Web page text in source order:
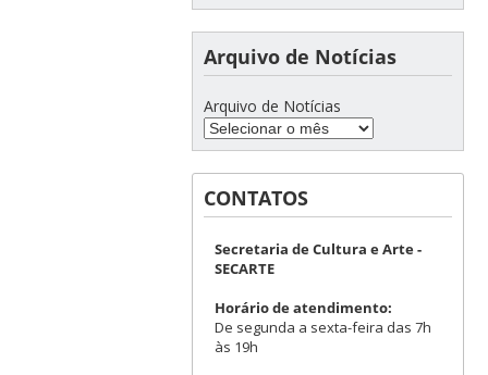
Arquivo de Notícias
Arquivo de Notícias
CONTATOS
Secretaria de Cultura e Arte -
SECARTE
Horário de atendimento:
De segunda a sexta-feira das 7h
às 19h